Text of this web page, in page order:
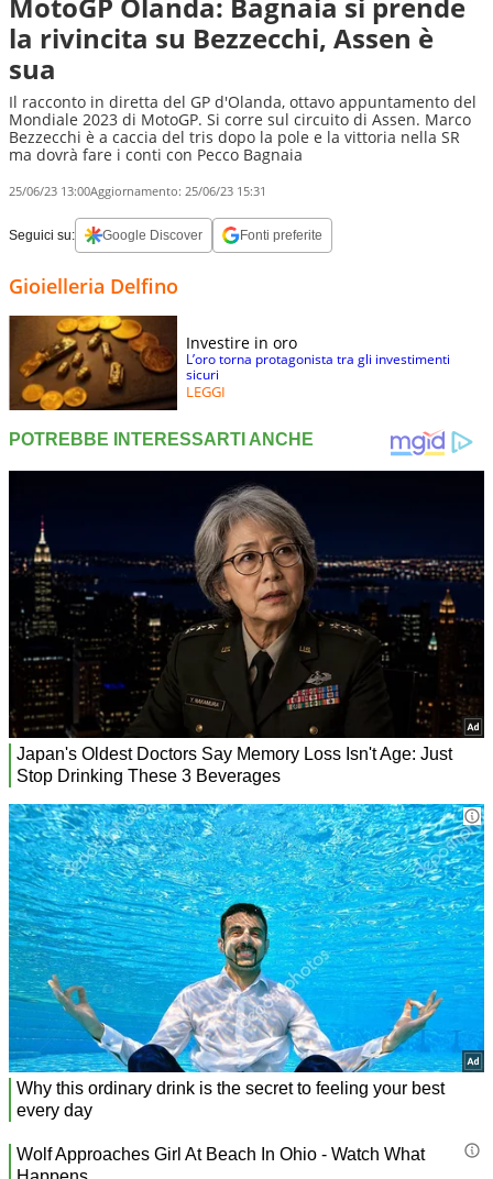
la rivincita su Bezzecchi, Assen è
sua
Il racconto in diretta del GP d'Olanda, ottavo appuntamento del
Mondiale 2023 di MotoGP. Si corre sul circuito di Assen. Marco
Bezzecchi è a caccia del tris dopo la pole e la vittoria nella SR
ma dovrà fare i conti con Pecco Bagnaia
25/06/23 13:00Aggiornamento: 25/06/23 15:31
Seguici su: Google Discover Fonti preferite
Gioielleria Delfino
Investire in oro
L’oro torna protagonista tra gli investimenti
sicuri
LEGGI